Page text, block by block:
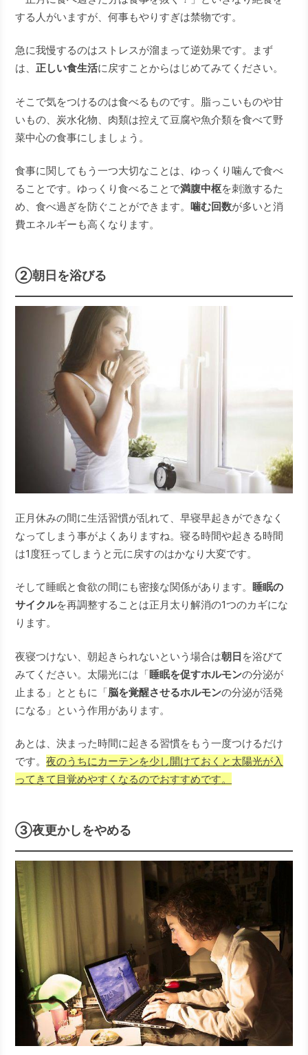
する人がいますが、何事もやりすぎは禁物です。
急に我慢するのはストレスが溜まって逆効果です。まず
は、正しい食生活に戻すことからはじめてみてください。
そこで気をつけるのは食べるものです。脂っこいものや甘
いもの、炭水化物、肉類は控えて豆腐や魚介類を食べて野
菜中心の食事にしましょう。
食事に関してもう一つ大切なことは、ゆっくり噛んで食べ
ることです。ゆっくり食べることで満腹中枢を刺激するた
め、食べ過ぎを防ぐことができます。噛む回数が多いと消
費エネルギーも高くなります。
②朝日を浴びる
正月休みの間に生活習慣が乱れて、早寝早起きができなく
なってしまう事がよくありますね。寝る時間や起きる時間
は1度狂ってしまうと元に戻すのはかなり大変です。
そして睡眠と食欲の間にも密接な関係があります。
睡眠の
サイクルを再調整することは正月太り解消の1つのカギにな
ります。
夜寝つけない、朝起きられないという場合は朝日 を浴びて
みてください。太陽光には「睡眠を促すホルモンの分泌が
止まる」とともに「脳を覚醒させるホルモンの分泌が活発
になる」という作用があります。
あとは、決まった時間に起きる習慣をもう一度つけるだけ
です。夜のうちにカーテンを少し開けておくと太陽光が入
ってきて目覚めやすくなるのでおすすめです。
③夜更かしをやめる